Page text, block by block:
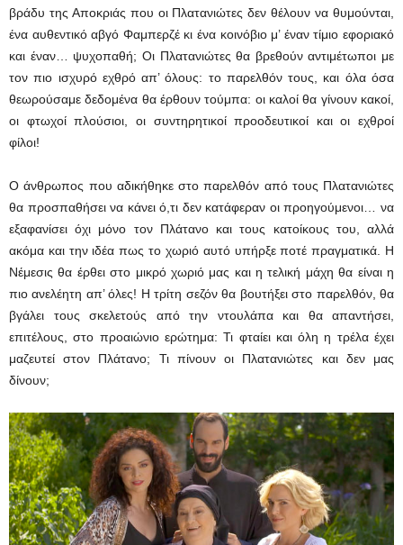
βράδυ της Αποκριάς που οι Πλατανιώτες δεν θέλουν να θυμούνται,
ένα αυθεντικό αβγό Φαμπερζέ κι ένα κοινόβιο μ’ έναν τίμιο εφοριακό
και έναν… ψυχοπαθή; Οι Πλατανιώτες θα βρεθούν αντιμέτωποι με
τον πιο ισχυρό εχθρό απ’ όλους: το παρελθόν τους, και όλα όσα
θεωρούσαμε δεδομένα θα έρθουν τούμπα: οι καλοί θα γίνουν κακοί,
οι φτωχοί πλούσιοι, οι συντηρητικοί προοδευτικοί και οι εχθροί
φίλοι!
Ο άνθρωπος που αδικήθηκε στο παρελθόν από τους Πλατανιώτες
θα προσπαθήσει να κάνει ό,τι δεν κατάφεραν οι προηγούμενοι… να
εξαφανίσει όχι μόνο τον Πλάτανο και τους κατοίκους του, αλλά
ακόμα και την ιδέα πως το χωριό αυτό υπήρξε ποτέ πραγματικά. Η
Νέμεσις θα έρθει στο μικρό χωριό μας και η τελική μάχη θα είναι η
πιο ανελέητη απ’ όλες! Η τρίτη σεζόν θα βουτήξει στο παρελθόν, θα
βγάλει τους σκελετούς από την ντουλάπα και θα απαντήσει,
επιτέλους, στο προαιώνιο ερώτημα: Τι φταίει και όλη η τρέλα έχει
μαζευτεί στον Πλάτανο; Τι πίνουν οι Πλατανιώτες και δεν μας
δίνουν;